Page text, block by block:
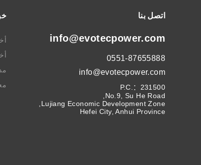
اتصل بنا
info@evotecpower.com
0551-87655888
info@evotecpower.com
P.C.：231500
No.9, Su He Road,
Lujiang Economic Development Zone,
Hefei City, Anhui Province